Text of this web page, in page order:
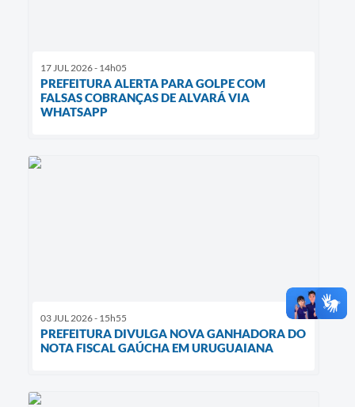
17 JUL 2026 - 14h05
PREFEITURA ALERTA PARA GOLPE COM
FALSAS COBRANÇAS DE ALVARÁ VIA
WHATSAPP
03 JUL 2026 - 15h55
PREFEITURA DIVULGA NOVA GANHADORA DO
NOTA FISCAL GAÚCHA EM URUGUAIANA